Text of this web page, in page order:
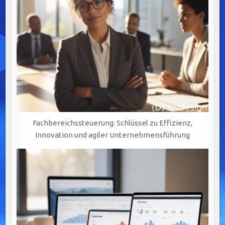
Fachbereichssteuerung: Schlüssel zu Effizienz,
Innovation und agiler Unternehmensführung